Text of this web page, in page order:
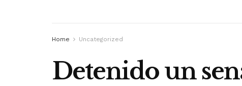
Home Uncategorized
Detenido un